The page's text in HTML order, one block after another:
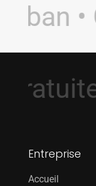
•
Entreprise
Accueil